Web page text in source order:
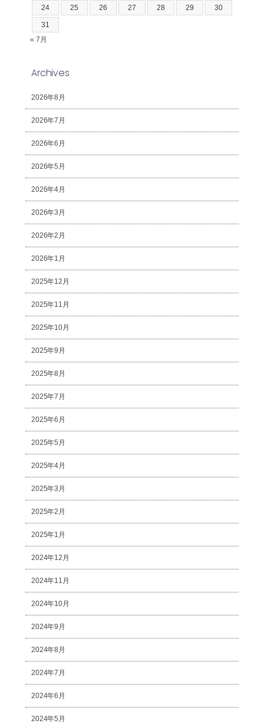
24 25 26 27 28 29 30
31
« 7月
Archives
2026年8月
2026年7月
2026年6月
2026年5月
2026年4月
2026年3月
2026年2月
2026年1月
2025年12月
2025年11月
2025年10月
2025年9月
2025年8月
2025年7月
2025年6月
2025年5月
2025年4月
2025年3月
2025年2月
2025年1月
2024年12月
2024年11月
2024年10月
2024年9月
2024年8月
2024年7月
2024年6月
2024年5月